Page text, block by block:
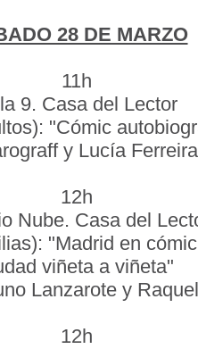
28 DE MARZO
11h
9. Casa del Lector
"Cómic
y Lucía
12h
Nube. Casa del
"Madrid en
viñeta a viñeta"
Lanzarote y
12h